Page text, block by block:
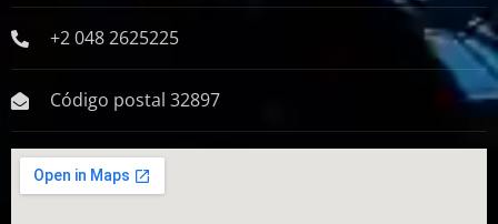
+2 048 2625225
Código postal 32897